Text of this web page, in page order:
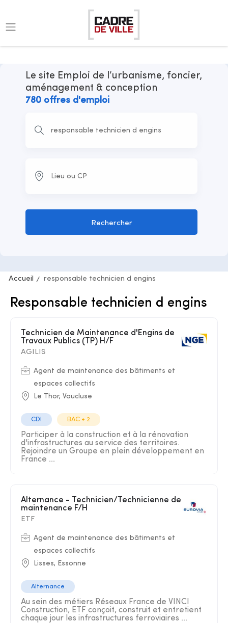
Le site Emploi de l’urbanisme, foncier,
aménagement & conception
780 offres d'emploi
Rechercher
Accueil responsable technicien d engins
Responsable technicien d engins
Travaux Publics (TP) H/F
AGILIS
Agent de maintenance des bâtiments et
espaces collectifs
Le Thor, Vaucluse
CDI BAC + 2
Participer à la construction et à la rénovation
d'infrastructures au service des territoires.
Rejoindre un Groupe en plein développement en
France ...
Alternance - Technicien/Technicienne de
maintenance F/H
ETF
Agent de maintenance des bâtiments et
espaces collectifs
Lisses, Essonne
Alternance
Au sein des métiers Réseaux France de VINCI
Construction, ETF conçoit, construit et entretient
chaque jour les infrastructures ferroviaires ...